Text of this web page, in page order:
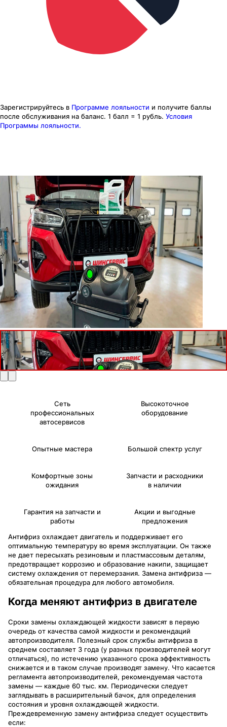
Зарегистрируйтесь в Программе лояльности и получите баллы
после обслуживания на баланс. 1 балл = 1 рубль. Условия
Программы лояльности.
Сеть
профессиональных
автосервисов
Высокоточное
оборудование
Опытные мастера Большой спектр услуг
Комфортные зоны
ожидания
Запчасти и расходники
в наличии
Гарантия на запчасти и
работы
Акции и выгодные
предложения
Антифриз охлаждает двигатель и поддерживает его
оптимальную температуру во время эксплуатации. Он также
не дает пересыхать резиновым и пластмассовым деталям,
предотвращает коррозию и образование накипи, защищает
систему охлаждения от перемерзания. Замена антифриза —
обязательная процедура для любого автомобиля.
Когда меняют антифриз в двигателе
Сроки замены охлаждающей жидкости зависят в первую
очередь от качества самой жидкости и рекомендаций
автопроизводителя. Полезный срок службы антифриза в
среднем составляет 3 года (у разных производителей могут
отличаться), по истечению указанного срока эффективность
снижается и в таком случае производят замену. Что касается
регламента автопроизводителей, рекомендуемая частота
замены — каждые 60 тыс. км. Периодически следует
заглядывать в расширительный бачок, для определения
состояния и уровня охлаждающей жидкости.
Преждевременную замену антифриза следует осуществить
если: